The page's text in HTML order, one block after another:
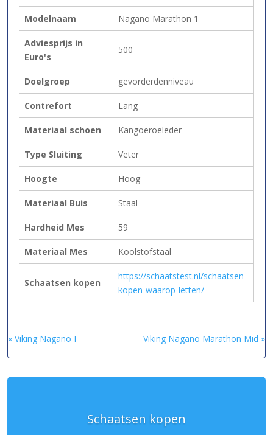
Modelnaam Nagano Marathon 1
Adviesprijs in
Euro's
500
Doelgroep gevorderdenniveau
Contrefort Lang
Materiaal schoen Kangoeroeleder
Type Sluiting Veter
Hoogte Hoog
Materiaal Buis Staal
Hardheid Mes 59
Materiaal Mes Koolstofstaal
Schaatsen kopen
https://schaatstest.nl/schaatsen-
kopen-waarop-letten/
« Viking Nagano I Viking Nagano Marathon Mid »
Schaatsen kopen